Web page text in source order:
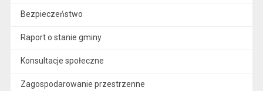
Bezpieczeństwo
Raport o stanie gminy
Konsultacje społeczne
Zagospodarowanie przestrzenne